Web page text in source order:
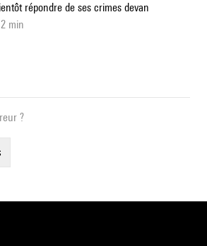
répondre de ses crimes devan
min
?